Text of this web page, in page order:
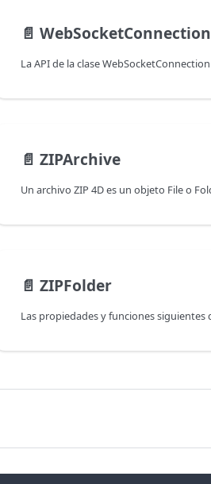
📄️ WebSocketConnection
📄️ ZIPArchive
📄️ ZIPFolder